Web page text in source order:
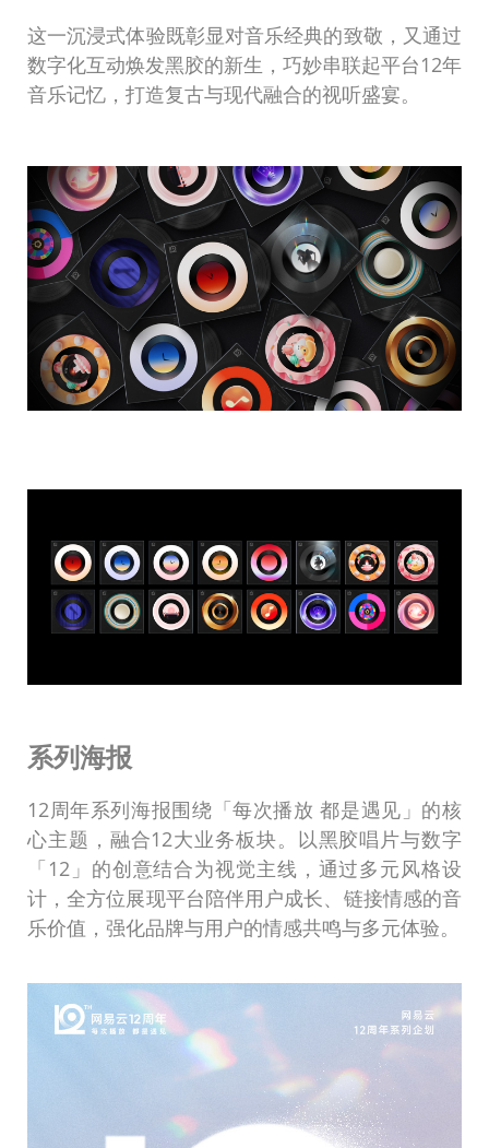
这一沉浸式体验既彰显对音乐经典的致敬，又通过
数字化互动焕发黑胶的新生，巧妙串联起平台12年
音乐记忆，打造复古与现代融合的视听盛宴。
系列海报
12周年系列海报围绕「每次播放 都是遇见」的核
心主题，融合12大业务板块。以黑胶唱片与数字
「12」的创意结合为视觉主线，通过多元风格设
计，全方位展现平台陪伴用户成长、链接情感的音
乐价值，强化品牌与用户的情感共鸣与多元体验。